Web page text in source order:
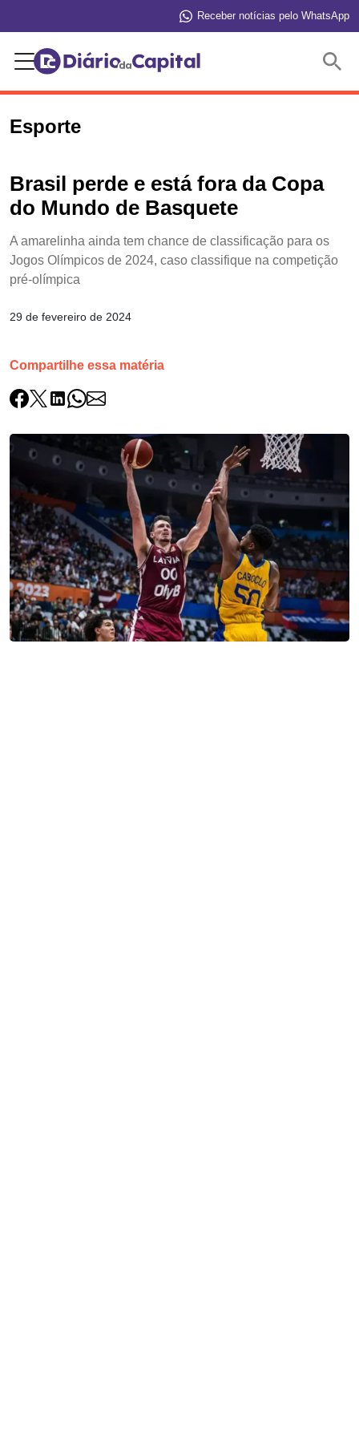
Receber notícias pelo WhatsApp
Esporte
Brasil perde e está fora da Copa
do Mundo de Basquete
A amarelinha ainda tem chance de classificação para os
Jogos Olímpicos de 2024, caso classifique na competição
pré-olímpica
29 de fevereiro de 2024
Compartilhe essa matéria